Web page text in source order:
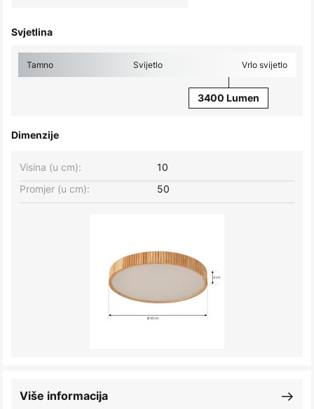
Svjetlina
Tamno Svijetlo Vrlo svijetlo
3400 Lumen
Dimenzije
Visina (u cm):
10
Promjer (u cm):
50
Više informacija